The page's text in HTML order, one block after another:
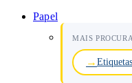
Papel
MAIS
Etiquetas